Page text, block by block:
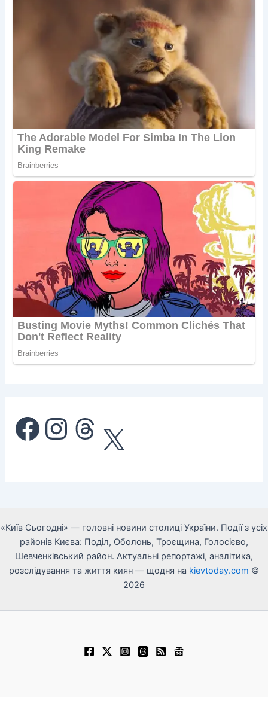
Facebook Instagram Threads X
«Київ Сьогодні» — головні новини столиці України. Події з усіх
районів Києва: Поділ, Оболонь, Троєщина, Голосієво,
Шевченківський район. Актуальні репортажі, аналітика,
розслідування та життя киян — щодня на kievtoday.com ©
2026